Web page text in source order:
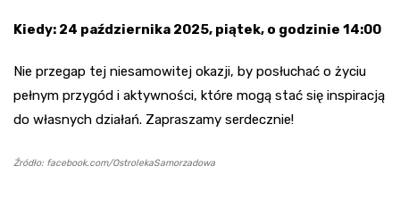
Kiedy: 24 października 2025, piątek, o godzinie 14:00
Nie przegap tej niesamowitej okazji, by posłuchać o życiu
pełnym przygód i aktywności, które mogą stać się inspiracją
do własnych działań. Zapraszamy serdecznie!
Źródło: facebook.com/OstrolekaSamorzadowa